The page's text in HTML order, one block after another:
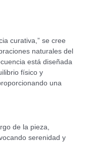
curativa,” se cree
naturales del
está diseñada
físico y
una
de la pieza,
serenidad y